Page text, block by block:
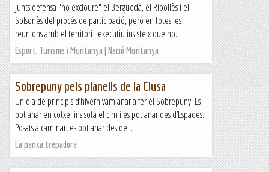
Junts defensa "no excloure" el Berguedà, el Ripollès i el
Solsonès del procés de participació, però en totes les
reunions amb el territori l'executiu insisteix que no...
Esport, Turisme i Muntanya | Nació Muntanya
Sobrepuny pels planells de la Clusa
Un dia de principis d’hivern vam anar a fer el Sobrepuny. Es
pot anar en cotxe fins sota el cim i es pot anar des d’Espades.
Posats a caminar, es pot anar des de...
La panxa trepadora